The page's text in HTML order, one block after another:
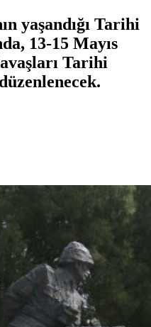
yaşandığı Tarihi
13-15 Mayıs
Tarihi